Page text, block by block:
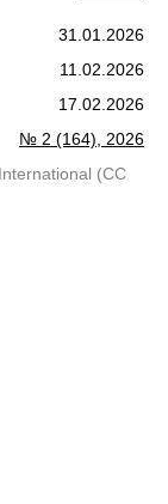
31.01.2026
11.02.2026
17.02.2026
№ 2 (164), 2026
(CC